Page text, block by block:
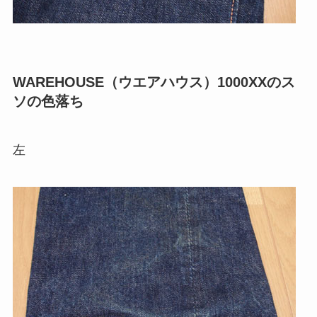
WAREHOUSE（ウエアハウス）1000XXのス
ソの色落ち
左